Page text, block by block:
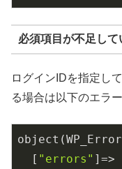
必須項目が不足して
ログインIDを指定し
る場合は以下のエラ
  [
"errors" ]=>